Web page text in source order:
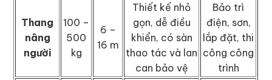
Thang
nâng
người
100 –
500
kg
6 –
16 m
Thiết kế nhỏ
gọn, dễ điều
khiển, có sàn
thao tác và lan
can bảo vệ
Bảo trì
điện, sơn,
lắp đặt, thi
công công
trình